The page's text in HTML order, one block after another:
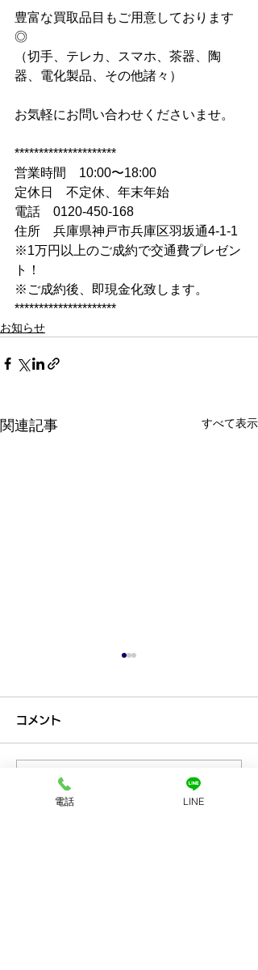
豊富な買取品目もご用意しております
◎
（切手、テレカ、スマホ、茶器、陶
器、電化製品、その他諸々）
お気軽にお問い合わせくださいませ。
*********************
営業時間　10:00〜18:00
定休日　不定休、年末年始
電話　0120-450-168
住所　兵庫県神戸市兵庫区羽坂通4-1-1
※1万円以上のご成約で交通費プレゼン
ト！
※ご成約後、即現金化致します。
*********************
お知らせ
関連記事 すべて表示
プラチナ買取なら神戸市
コメント
コメントを追加…
電話 LINE